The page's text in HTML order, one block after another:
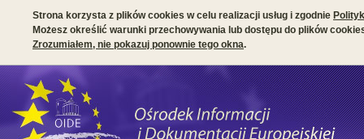
Strona korzysta z plików cookies w celu realizacji usług i zgodnie
Możesz określić warunki przechowywania lub dostępu do plików
Zrozumiałem, nie pokazuj ponownie tego okna.